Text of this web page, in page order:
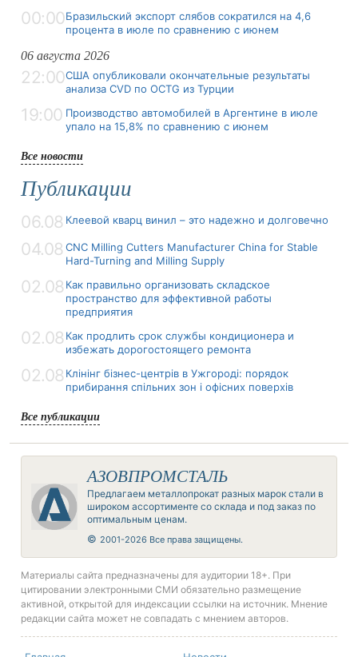
00:00Бразильский экспорт слябов сократился на 4,6
процента в июле по сравнению с июнем
06 августа 2026
22:00США опубликовали окончательные результаты
анализа CVD по OCTG из Турции
19:00 Производство автомобилей в Аргентине в июле
упало на 15,8% по сравнению с июнем
Все новости
Публикации
06.08 Клеевой кварц винил – это надежно и долговечно
04.08 CNC Milling Cutters Manufacturer China for Stable
Hard-Turning and Milling Supply
02.08 Как правильно организовать складское
пространство для эффективной работы
предприятия
02.08 Как продлить срок службы кондиционера и
избежать дорогостоящего ремонта
02.08 Клінінг бізнес-центрів в Ужгороді: порядок
прибирання спільних зон і офісних поверхів
Все публикации
АЗОВПРОМСТАЛЬ
Предлагаем металлопрокат разных марок стали в
широком ассортименте со склада и под заказ по
оптимальным ценам.
© 2001-2026 Все права защищены.
Материалы сайта предназначены для аудитории 18+. При
цитировании электронными СМИ обязательно размещение
активной, открытой для индексации ссылки на источник. Мнение
редакции сайта может не совпадать с мнением авторов.